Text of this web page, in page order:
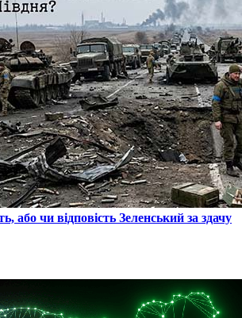
або чи відповість Зеленський за здачу